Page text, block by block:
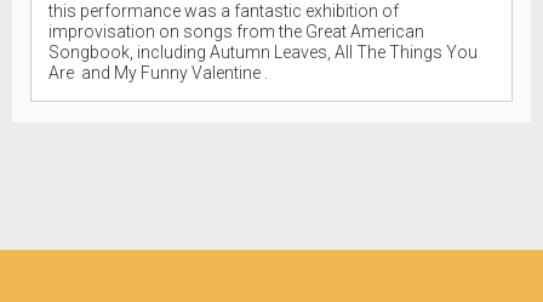
this performance was a fantastic exhibition of
improvisation on songs from the Great American
Songbook, including Autumn Leaves, All The Things You
Are and My Funny Valentine .